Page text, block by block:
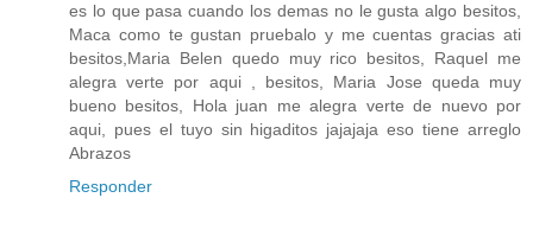
es lo que pasa cuando los demas no le gusta algo besitos,
Maca como te gustan pruebalo y me cuentas gracias ati
besitos,Maria Belen quedo muy rico besitos, Raquel me
alegra verte por aqui , besitos, Maria Jose queda muy
bueno besitos, Hola juan me alegra verte de nuevo por
aqui, pues el tuyo sin higaditos jajajaja eso tiene arreglo
Abrazos
Responder